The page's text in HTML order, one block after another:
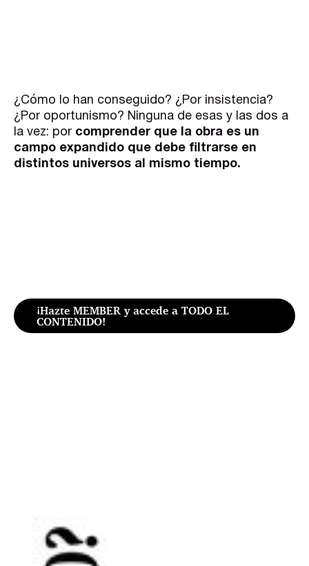
¿Cómo lo han conseguido? ¿Por insistencia?
¿Por oportunismo? Ninguna de esas y las dos a
la vez: por comprender que la obra es un
campo expandido que debe filtrarse en
distintos universos al mismo tiempo.
¡Hazte MEMBER y accede a TODO EL
CONTENIDO!